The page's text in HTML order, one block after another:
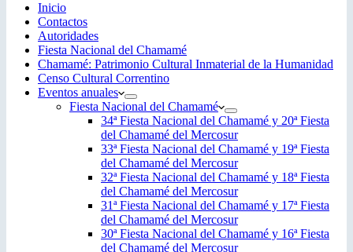
Inicio
Contactos
Autoridades
Fiesta Nacional del Chamamé
Chamamé: Patrimonio Cultural Inmaterial de la Humanidad
Censo Cultural Correntino
Eventos anuales
Fiesta Nacional del Chamamé
34ª Fiesta Nacional del Chamamé y 20ª Fiesta
del Chamamé del Mercosur
33ª Fiesta Nacional del Chamamé y 19ª Fiesta
del Chamamé del Mercosur
32ª Fiesta Nacional del Chamamé y 18ª Fiesta
del Chamamé del Mercosur
31ª Fiesta Nacional del Chamamé y 17ª Fiesta
del Chamamé del Mercosur
30ª Fiesta Nacional del Chamamé y 16ª Fiesta
del Chamamé del Mercosur